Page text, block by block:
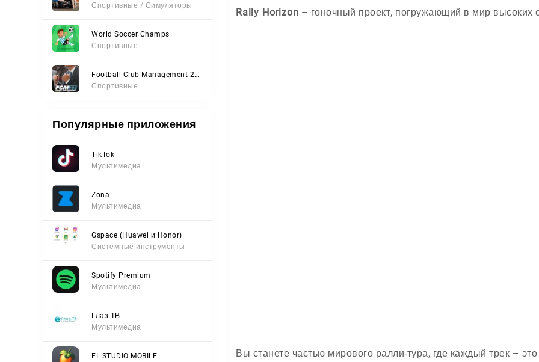
Спортивные / Симуляторы
World Soccer Champs
Спортивные
Football Club Management 2023
Спортивные
Популярные приложения
TikTok
Мультимедиа
Zona
Мультимедиа
Gspace (Huawei и Honor)
Системные инструменты
Spotify Premium
Мультимедиа
Глаз ТВ
Мультимедиа
FL STUDIO MOBILE
Rally Horizon – гоночный проект, погружающий в мир высоких
Вы станете частью мирового ралли-тура, где каждый трек –